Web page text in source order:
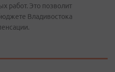
работ. Это позволит
Владивостока